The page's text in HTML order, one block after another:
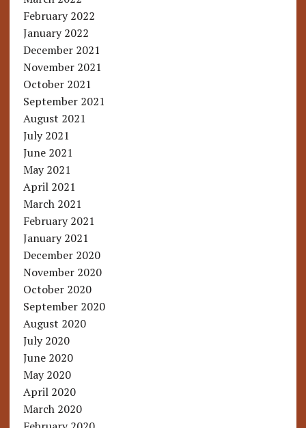
February 2022
January 2022
December 2021
November 2021
October 2021
September 2021
August 2021
July 2021
June 2021
May 2021
April 2021
March 2021
February 2021
January 2021
December 2020
November 2020
October 2020
September 2020
August 2020
July 2020
June 2020
May 2020
April 2020
March 2020